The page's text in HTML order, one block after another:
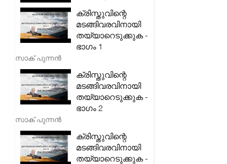
ക്രിസ്തുവിന്റെ
മടങ്ങിവരവിനായി
തയ്യാറെടുക്കുക -
ഭാഗം 1
സാക് പുന്നൻ
ക്രിസ്തുവിന്റെ
മടങ്ങിവരവിനായി
തയ്യാറെടുക്കുക -
ഭാഗം 2
സാക് പുന്നൻ
ക്രിസ്തുവിന്റെ
മടങ്ങിവരവിനായി
തയ്യാറെടുക്കുക -